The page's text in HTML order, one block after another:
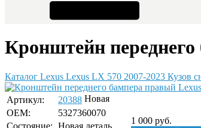
Кронштейн переднего
Каталог Lexus Lexus LX 570 2007-2023 Кузов
Артикул:
20388 Новая
1 000 руб.
OEM:
5327360070
Состояние: Новая деталь